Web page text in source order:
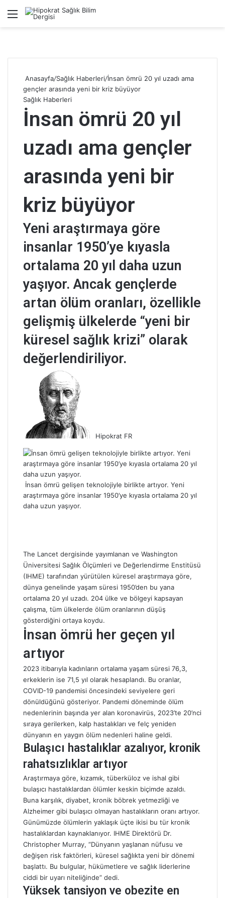
Menü
Anasayfa/Sağlık Haberleri/İnsan ömrü 20 yıl uzadı ama
gençler arasında yeni bir kriz büyüyor
Sağlık Haberleri
İnsan ömrü 20 yıl
uzadı ama gençler
arasında yeni bir
kriz büyüyor
Yeni araştırmaya göre
insanlar 1950’ye kıyasla
ortalama 20 yıl daha uzun
yaşıyor. Ancak gençlerde
artan ölüm oranları, özellikle
gelişmiş ülkelerde “yeni bir
küresel sağlık krizi” olarak
değerlendiriliyor.
Hipokrat FR
t
a
ö
n
e
k
İnsan ömrü gelişen teknolojiyle birlikte artıyor. Yeni
araştırmaya göre insanlar 1950’ye kıyasla ortalama 20 yıl
daha uzun yaşıyor.
The Lancet dergisinde yayımlanan ve Washington
Üniversitesi Sağlık Ölçümleri ve Değerlendirme Enstitüsü
(IHME) tarafından yürütülen küresel araştırmaya göre,
dünya genelinde yaşam süresi 1950’den bu yana
ortalama 20 yıl uzadı. 204 ülke ve bölgeyi kapsayan
çalışma, tüm ülkelerde ölüm oranlarının düşüş
gösterdiğini ortaya koydu.
İnsan ömrü her geçen yıl
artıyor
2023 itibarıyla kadınların ortalama yaşam süresi 76,3,
erkeklerin ise 71,5 yıl olarak hesaplandı. Bu oranlar,
COVID-19 pandemisi öncesindeki seviyelere geri
dönüldüğünü gösteriyor. Pandemi döneminde ölüm
nedenlerinin başında yer alan koronavirüs, 2023’te 20’nci
sıraya gerilerken, kalp hastalıkları ve felç yeniden
dünyanın en yaygın ölüm nedenleri haline geldi.
Bulaşıcı hastalıklar azalıyor, kronik
rahatsızlıklar artıyor
Araştırmaya göre, kızamık, tüberküloz ve ishal gibi
bulaşıcı hastalıklardan ölümler keskin biçimde azaldı.
Buna karşılık, diyabet, kronik böbrek yetmezliği ve
Alzheimer gibi bulaşıcı olmayan hastalıkların oranı artıyor.
Günümüzde ölümlerin yaklaşık üçte ikisi bu tür kronik
hastalıklardan kaynaklanıyor. IHME Direktörü Dr.
Christopher Murray, “Dünyanın yaşlanan nüfusu ve
değişen risk faktörleri, küresel sağlıkta yeni bir dönemi
başlattı. Bu bulgular, hükümetlere ve sağlık liderlerine
ciddi bir uyarı niteliğinde” dedi.
Yüksek tansiyon ve obezite en